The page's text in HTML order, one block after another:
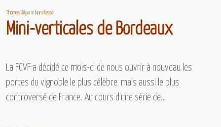
Thomas Bilger InNon classé
Mini-verticales de Bordeaux
La FCVF a décidé ce mois-ci de nous ouvrir à nouveau les
portes du vignoble le plus célèbre, mais aussi le plus
controversé de France. Au cours d'une série de…